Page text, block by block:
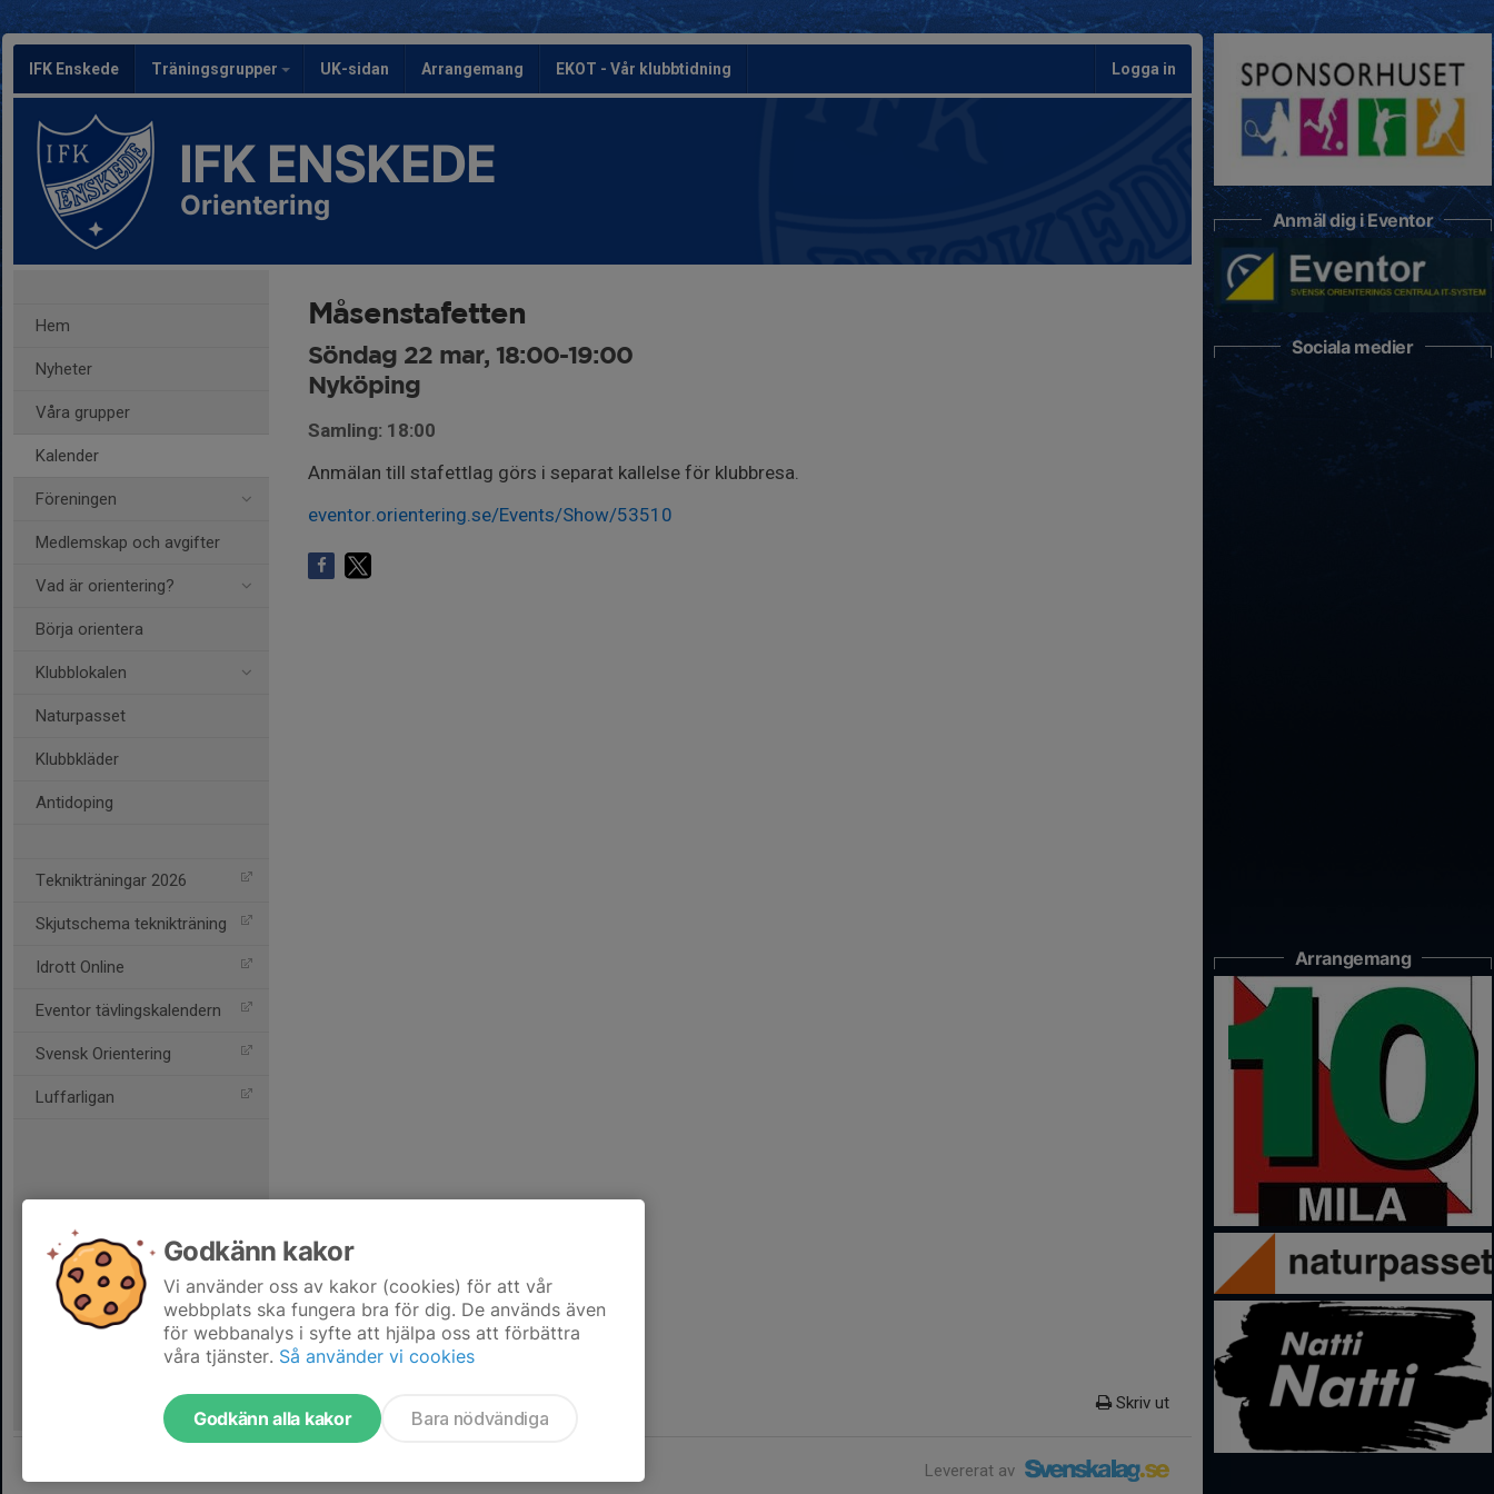
IFK Enskede Träningsgrupper UK-sidan Arrangemang EKOT - Vår klubbtidning Logga in
IFK ENSKEDE
Orientering
Hem
Nyheter
Våra grupper
Kalender
Föreningen
Medlemskap och avgifter
Vad är orientering?
Börja orientera
Klubblokalen
Naturpasset
Klubbkläder
Antidoping
Teknikträningar 2026
Skjutschema teknikträning
Idrott Online
Eventor tävlingskalendern
Svensk Orientering
Luffarligan
Måsenstafetten
Söndag 22 mar, 18:00-19:00
Nyköping
Samling: 18:00
Anmälan till stafettlag görs i separat kallelse för klubbresa.
eventor.orientering.se/Events/Show/53510
Skriv ut
Levererat av
Anmäl dig i Eventor
Sociala medier
Arrangemang
Godkänn kakor
Vi använder oss av kakor (cookies) för att vår
webbplats ska fungera bra för dig. De används även
för webbanalys i syfte att hjälpa oss att förbättra
våra tjänster. Så använder vi cookies
Godkänn alla kakor Bara nödvändiga